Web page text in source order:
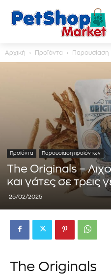
Αρχική Προϊόντα Παρουσίαση
Προϊόντα Παρουσίαση προϊόντων
The Originals –
και γάτες σε τρεις
25/02/2025
The Originals